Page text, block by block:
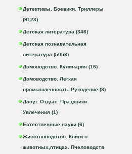
Детективы. Боевики. Триллеры
(9123)
Детская литература (346)
Детская познавательная
литература (5053)
Домоводство. Кулинария (16)
Домоводство. Легкая
промышленность. Рукоделие (8)
Досуг. Отдых. Праздники.
Увлечения (1)
Естественные науки (6)
Животноводство. Книги о
животных,птицах. Пчеловодств